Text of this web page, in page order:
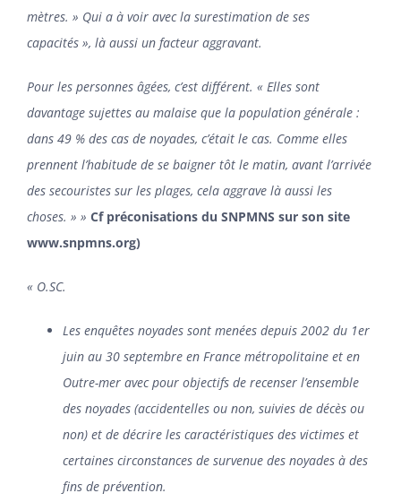
mètres. » Qui a à voir avec la surestimation de ses
capacités », là aussi un facteur aggravant.
Pour les personnes âgées, c’est différent. « Elles sont
davantage sujettes au malaise que la population générale :
dans 49 % des cas de noyades, c’était le cas. Comme elles
prennent l’habitude de se baigner tôt le matin, avant l’arrivée
des secouristes sur les plages, cela aggrave là aussi les
choses. » » Cf préconisations du SNPMNS sur son site
www.snpmns.org)
« O.SC.
Les enquêtes noyades sont menées depuis 2002 du 1er
juin au 30 septembre en France métropolitaine et en
Outre-mer avec pour objectifs de recenser l’ensemble
des noyades (accidentelles ou non, suivies de décès ou
non) et de décrire les caractéristiques des victimes et
certaines circonstances de survenue des noyades à des
fins de prévention.